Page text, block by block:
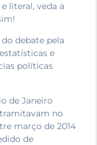
literal, veda a
debate pela
e
políticas
de Janeiro
tramitavam no
março de 2014
de